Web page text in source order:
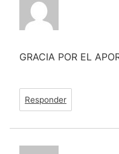
GRACIA POR EL
Responder